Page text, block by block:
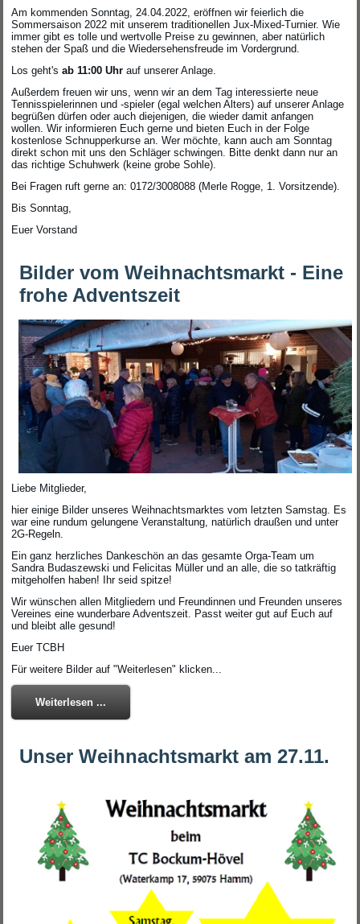
Am kommenden Sonntag, 24.04.2022, eröffnen wir feierlich die
Sommersaison 2022 mit unserem traditionellen Jux-Mixed-Turnier. Wie
immer gibt es tolle und wertvolle Preise zu gewinnen, aber natürlich
stehen der Spaß und die Wiedersehensfreude im Vordergrund.
Los geht'sab 11:00 Uhr auf unserer Anlage.
Außerdem freuen wir uns, wenn wir an dem Tag interessierte neue
Tennisspielerinnen und -spieler (egal welchen Alters) auf unserer Anlage
begrüßen dürfen oder auch diejenigen, die wieder damit anfangen
wollen. Wir informieren Euch gerne und bieten Euch in der Folge
kostenlose Schnupperkurse an. Wer möchte, kann auch am Sonntag
direkt schon mit uns den Schläger schwingen. Bitte denkt dann nur an
das richtige Schuhwerk (keine grobe Sohle).
Bei Fragen ruft gerne an: 0172/3008088 (Merle Rogge, 1. Vorsitzende).
Bis Sonntag,
Euer Vorstand
Bilder vom Weihnachtsmarkt - Eine
frohe Adventszeit
Liebe Mitglieder,
hier einige Bilder unseres Weihnachtsmarktes vom letzten Samstag. Es
war eine rundum gelungene Veranstaltung, natürlich draußen und unter
2G-Regeln.
Ein ganz herzliches Dankeschön an das gesamte Orga-Team um
Sandra Budaszewski und Felicitas Müller und an alle, die so tatkräftig
mitgeholfen haben! Ihr seid spitze!
Wir wünschen allen Mitgliedern und Freundinnen und Freunden unseres
Vereines eine wunderbare Adventszeit. Passt weiter gut auf Euch auf
und bleibt alle gesund!
Euer TCBH
Für weitere Bilder auf "Weiterlesen" klicken...
Weiterlesen ...
Unser Weihnachtsmarkt am 27.11.